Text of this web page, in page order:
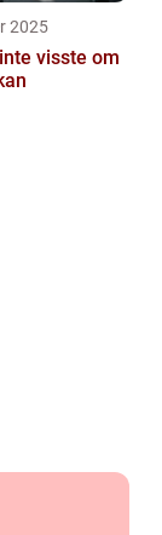
2025
visste om